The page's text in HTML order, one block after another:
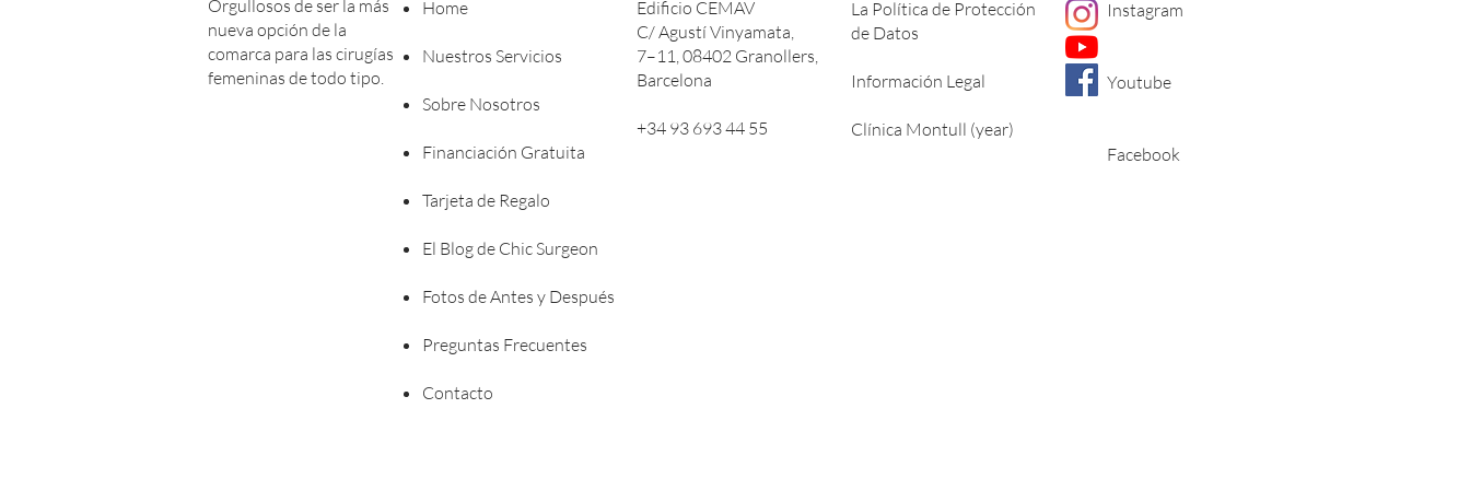
Orgullosos de ser la más
nueva opción de la
comarca para las cirugías
femeninas de todo tipo.
Home
Nuestros Servicios
Sobre Nosotros
Financiación Gratuita
Tarjeta de Regalo
El Blog de Chic Surgeon
Fotos de Antes y Después
Preguntas Frecuentes
Contacto
Edificio CEMAV
C/ Agustí Vinyamata,
7–11, 08402 Granollers,
Barcelona
+34 93 693 44 55
La Política de Protección
de Datos
Información Legal
Clínica Montull (year)
Instagram
Youtube
Facebook